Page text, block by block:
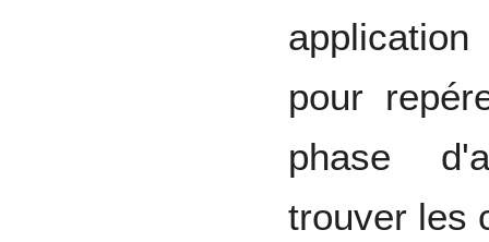
pour
phase
trouver les